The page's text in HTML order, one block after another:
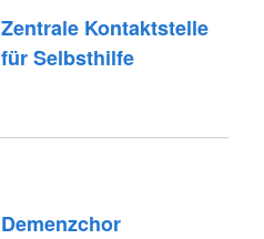
Zentrale Kontaktstelle
für Selbsthilfe
Demenzchor